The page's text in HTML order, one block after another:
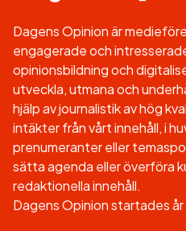
Dagens Opinion är
engagerade och
opinionsbildning och
utveckla, utmana och
hjälp av journalistik av hög
intäkter från vårt innehåll, i
prenumeranter eller
sätta agenda eller överföra
redaktionella innehåll.
Dagens Opinion startades